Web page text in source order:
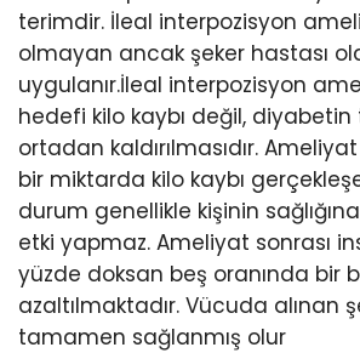
terimdir. İleal interpozisyon
olmayan ancak şeker hastası
uygulanır.İleal interpozisyon
hedefi kilo kaybı değil,
ortadan kaldırılmasıdır.
bir miktarda kilo kaybı
durum genellikle kişinin
etki yapmaz. Ameliyat sonrası
yüzde doksan beş oranında bir
azaltılmaktadır. Vücuda alınan
tamamen sağlanmış olur